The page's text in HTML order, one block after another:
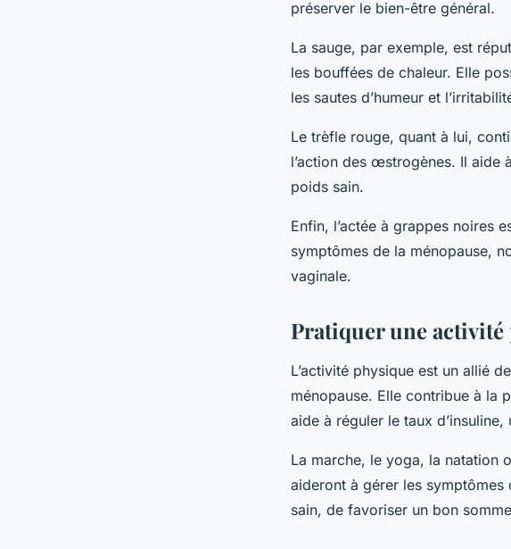
préserver le bien-être général.
La sauge, par exemple, est
les bouffées de chaleur. Elle
les sautes d’humeur et
Le trèfle rouge, quant à lui,
l’action des œstrogènes. Il aide
poids sain.
Enfin, l’actée à grappes noires
symptômes de la ménopause,
vaginale.
Pratiquer une
L’activité physique est un allié
ménopause. Elle contribue à la
aide à réguler le taux
La marche, le yoga, la natation
aideront à gérer les
sain, de favoriser un bon